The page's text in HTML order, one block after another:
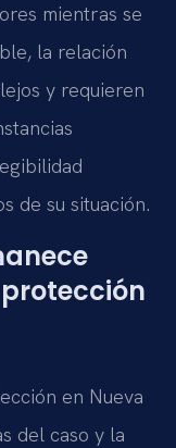
mientras se
la relación
y requieren
de su situación.
en Nueva
del caso y la